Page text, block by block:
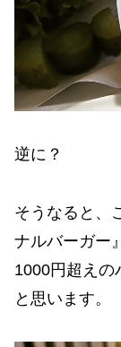
逆に？
そうなると、
ナルバーガー
1000円超えの
と思います。